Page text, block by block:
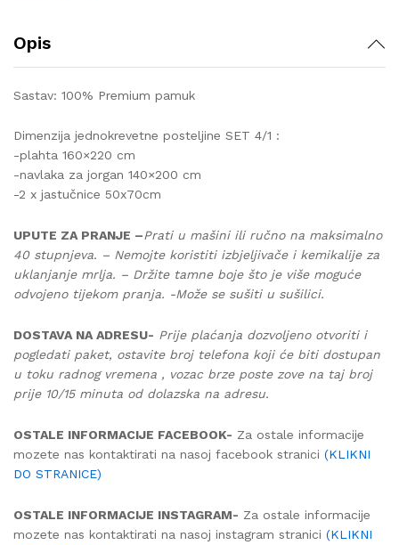
Opis
Sastav: 100% Premium pamuk
Dimenzija jednokrevetne posteljine SET 4/1 :
-plahta 160×220 cm
-navlaka za jorgan 140×200 cm
-2 x jastučnice 50x70cm
UPUTE ZA PRANJE –Prati u mašini ili ručno na maksimalno
40 stupnjeva. – Nemojte koristiti izbjeljivače i kemikalije za
uklanjanje mrlja. – Držite tamne boje što je više moguće
odvojeno tijekom pranja. -Može se sušiti u sušilici.
DOSTAVA NA ADRESU- Prije plaćanja dozvoljeno otvoriti i
pogledati paket, ostavite broj telefona koji će biti dostupan
u toku radnog vremena , vozac brze poste zove na taj broj
prije 10/15 minuta od dolazska na adresu.
OSTALE INFORMACIJE FACEBOOK- Za ostale informacije
mozete nas kontaktirati na nasoj facebook stranici (KLIKNI
DO STRANICE)
OSTALE INFORMACIJE INSTAGRAM- Za ostale informacije
mozete nas kontaktirati na nasoj instagram stranici (KLIKNI